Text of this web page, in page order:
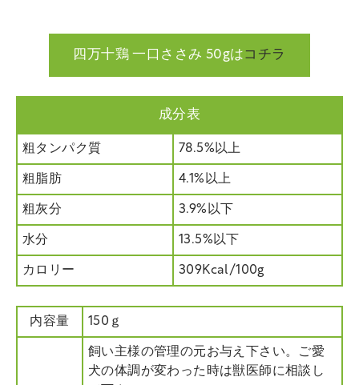
四万十鶏 一口ささみ 50gはコチラ
成分表
粗タンパク質 78.5%以上
粗脂肪 4.1%以上
粗灰分 3.9%以下
水分 13.5%以下
カロリー 309Kcal/100g
内容量 150ｇ
飼い主様の管理の元お与え下さい。ご愛
犬の体調が変わった時は獣医師に相談し